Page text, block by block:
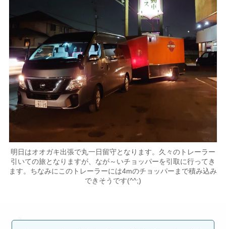
明日はオオガキ出張で丸一日留守となります。久々のトレーラー
引いての旅となりますが、なが～いチョッパーを引取に行ってき
ます。ちなみにこのトレーラーには4mのチョッパーまで積み込み
できそうです(^^;)